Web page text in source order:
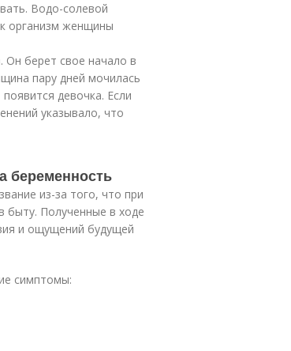
Водо-солевой
организм женщины
Он берет свое начало в
пару дней мочилась
девочка. Если
указывало, что
беременность
из-за того, что при
быту. Полученные в ходе
и ощущений будущей
симптомы: